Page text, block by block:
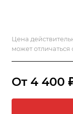
Цена
может
От 4 400